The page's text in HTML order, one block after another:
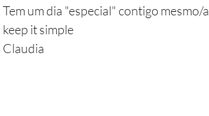
Tem um dia "especial" contigo mesmo/a
keep it simple
Claudia